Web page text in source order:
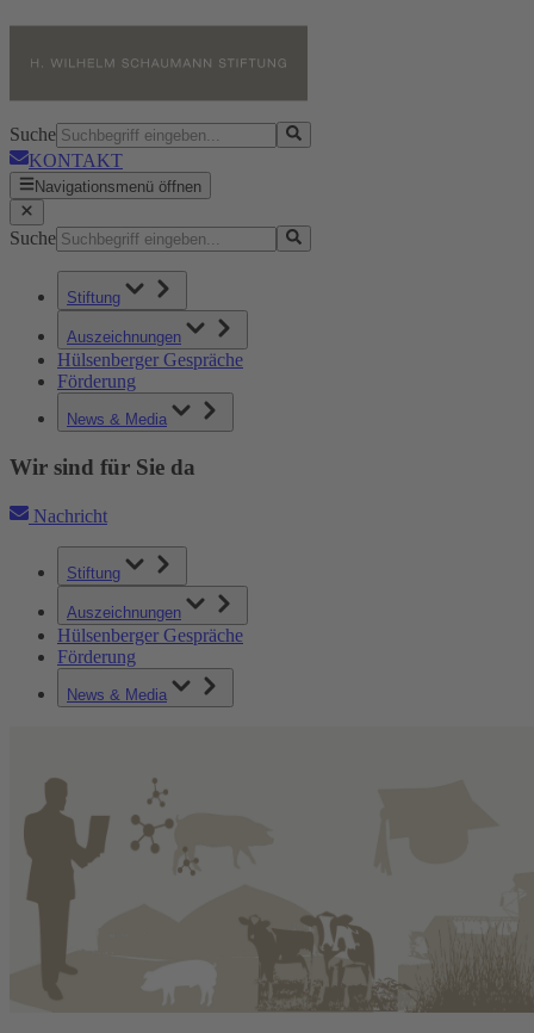
Suche
KONTAKT
Navigationsmenü öffnen
Suche
Stiftung
Auszeichnungen
Hülsenberger Gespräche
Förderung
News & Media
Wir sind für Sie da
Nachricht
Stiftung
Auszeichnungen
Hülsenberger Gespräche
Förderung
News & Media